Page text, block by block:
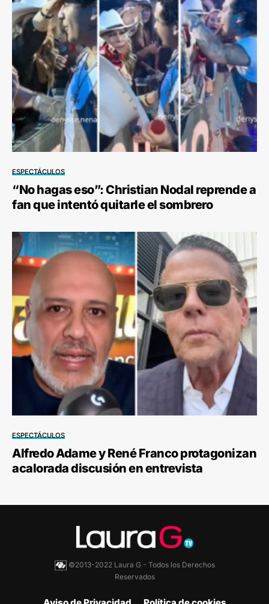
ESPECTÁCULOS
“No hagas eso”: Christian Nodal reprende a
fan que intentó quitarle el sombrero
ESPECTÁCULOS
Alfredo Adame y René Franco protagonizan
acalorada discusión en entrevista
©2013-2022 Laura G - Todos los Derechos
Reservados